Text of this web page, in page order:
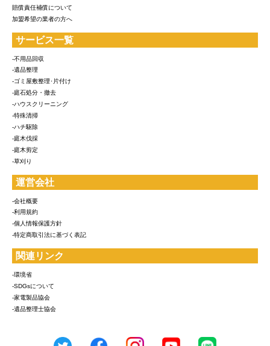
賠償責任補償について
加盟希望の業者の方へ
サービス一覧
-不用品回収
-遺品整理
-ゴミ屋敷整理･片付け
-庭石処分・撤去
-ハウスクリーニング
-特殊清掃
-ハチ駆除
-庭木伐採
-庭木剪定
-草刈り
運営会社
-会社概要
-利用規約
-個人情報保護方針
-特定商取引法に基づく表記
関連リンク
-環境省
-SDGsについて
-家電製品協会
-遺品整理士協会